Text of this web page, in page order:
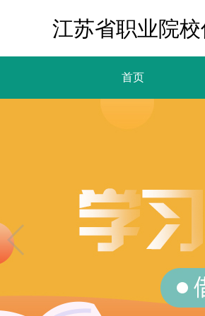
江苏省职业院
首页